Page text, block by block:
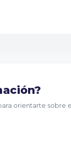
orientarte sobre